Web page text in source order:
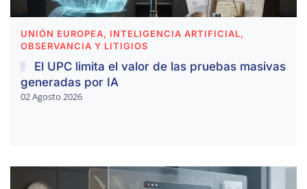
UNIÓN EUROPEA, INTELIGENCIA ARTIFICIAL,
OBSERVANCIA Y LITIGIOS
El UPC limita el valor de las pruebas masivas
generadas por IA
02 Agosto 2026